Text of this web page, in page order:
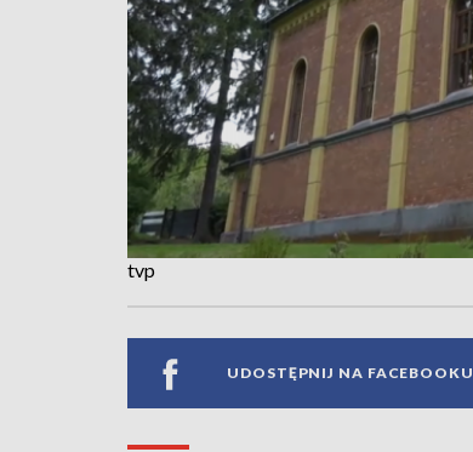
tvp
UDOSTĘPNIJ NA FACEBOOKU